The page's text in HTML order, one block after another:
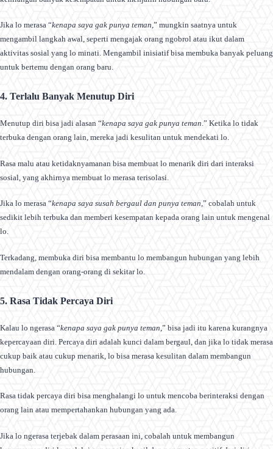
Jika lo merasa “kenapa saya gak punya teman,” mungkin saatnya untuk
mengambil langkah awal, seperti mengajak orang ngobrol atau ikut dalam
aktivitas sosial yang lo minati. Mengambil inisiatif bisa membuka banyak peluang
untuk bertemu dengan orang baru.
4. Terlalu Banyak Menutup Diri
Menutup diri bisa jadi alasan “kenapa saya gak punya teman.” Ketika lo tidak
terbuka dengan orang lain, mereka jadi kesulitan untuk mendekati lo.
Rasa malu atau ketidaknyamanan bisa membuat lo menarik diri dari interaksi
sosial, yang akhirnya membuat lo merasa terisolasi.
Jika lo merasa “kenapa saya susah bergaul dan punya teman,” cobalah untuk
sedikit lebih terbuka dan memberi kesempatan kepada orang lain untuk mengenal
lo.
Terkadang, membuka diri bisa membantu lo membangun hubungan yang lebih
mendalam dengan orang-orang di sekitar lo.
5. Rasa Tidak Percaya Diri
Kalau lo ngerasa “kenapa saya gak punya teman ,” bisa jadi itu karena kurangnya
kepercayaan diri. Percaya diri adalah kunci dalam bergaul, dan jika lo tidak merasa
cukup baik atau cukup menarik, lo bisa merasa kesulitan dalam membangun
hubungan.
Rasa tidak percaya diri bisa menghalangi lo untuk mencoba berinteraksi dengan
orang lain atau mempertahankan hubungan yang ada.
Jika lo ngerasa terjebak dalam perasaan ini, cobalah untuk membangun